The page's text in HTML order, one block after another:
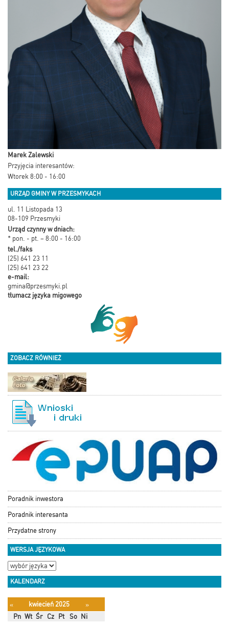
Marek Zalewski
Przyjęcia interesantów:
Wtorek 8:00 - 16:00
URZĄD GMINY W PRZESMYKACH
ul. 11 Listopada 13
08-109 Przesmyki
Urząd czynny w dniach:
* pon. - pt. – 8:00 - 16:00
tel./faks
(25) 641 23 11
(25) 641 23 22
e-mail:
gmina@przesmyki.pl
tłumacz języka migowego
ZOBACZ RÓWNIEŻ
Poradnik inwestora
Poradnik interesanta
Przydatne strony
WERSJA JĘZYKOWA
KALENDARZ
« kwiecień 2025
»
Pn Wt Śr Cz Pt So Ni